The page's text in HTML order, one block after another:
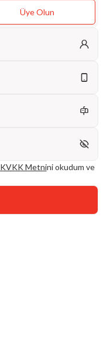
Üye Olun
KVKK Metnini okudum ve